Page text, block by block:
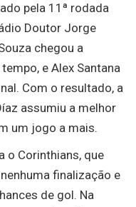
pela 11ª rodada
Doutor Jorge
chegou a
e Alex Santana
Com o resultado, a
assumiu a melhor
um jogo a mais.
o Corinthians, que
finalização e
de gol. Na